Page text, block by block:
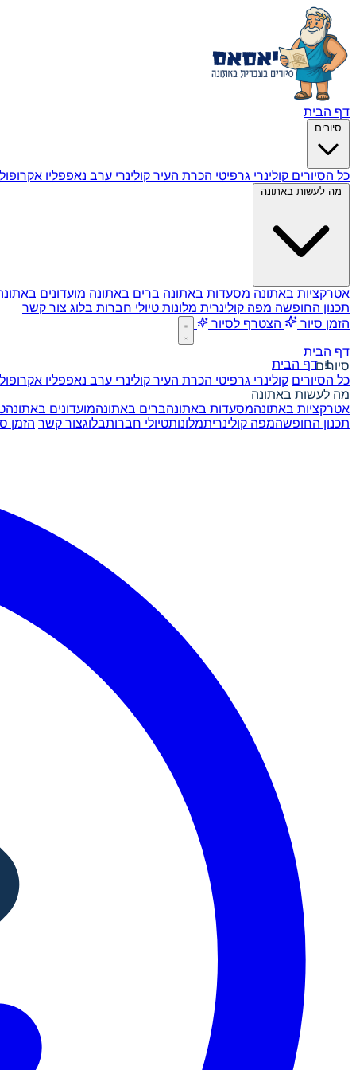
דף הבית
סיורים
כל הסיורים קולינרי גרפיטי הכרת העיר קולינרי ערב נאפפליו
מה לעשות באתונה
אטרקציות באתונה מסעדות באתונה ברים באתונה מועדונים
תכנון החופשה מפה קולינרית מלונות טיולי חברות בלוג צור קשר
הזמן סיור
הצטרף לסיור
דף הבית
סיורים
כל הסיורים קולינרי גרפיטי הכרת העיר קולינרי ערב נאפפליו
מה לעשות באתונה
אטרקציות באתונהמסעדות באתונהברים באתונהמועדונים באתונה
תכנון החופשהמפה קולינריתמלונותטיולי חברותבלוגצור קשר הזמן
דף הבית